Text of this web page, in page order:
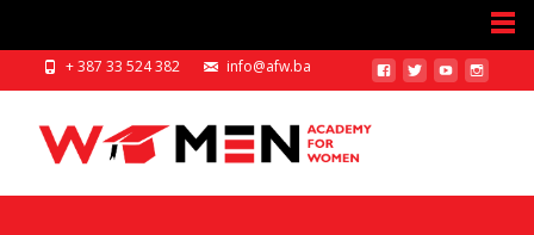
+ 387 33 524 382 info@afw.ba